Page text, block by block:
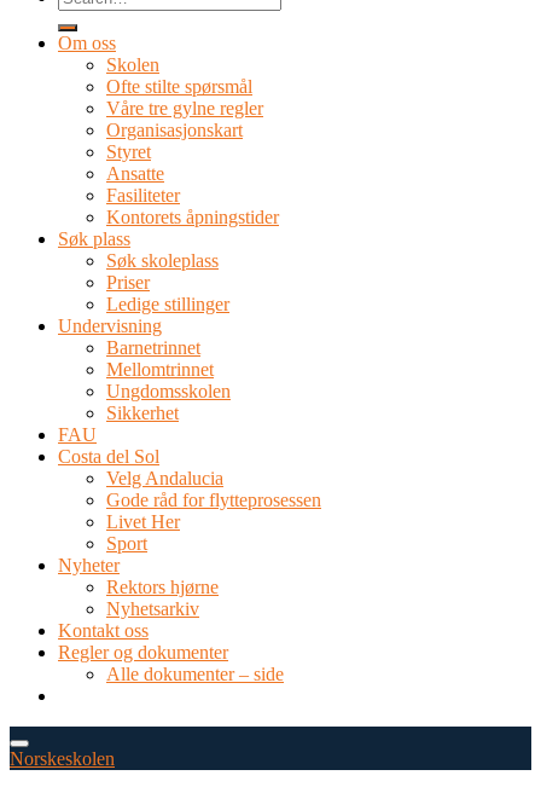
Om oss
Skolen
Ofte stilte spørsmål
Våre tre gylne regler
Organisasjonskart
Styret
Ansatte
Fasiliteter
Kontorets åpningstider
Søk plass
Søk skoleplass
Priser
Ledige stillinger
Undervisning
Barnetrinnet
Mellomtrinnet
Ungdomsskolen
Sikkerhet
FAU
Costa del Sol
Velg Andalucia
Gode råd for flytteprosessen
Livet Her
Sport
Nyheter
Rektors hjørne
Nyhetsarkiv
Kontakt oss
Regler og dokumenter
Alle dokumenter – side
Norskeskolen